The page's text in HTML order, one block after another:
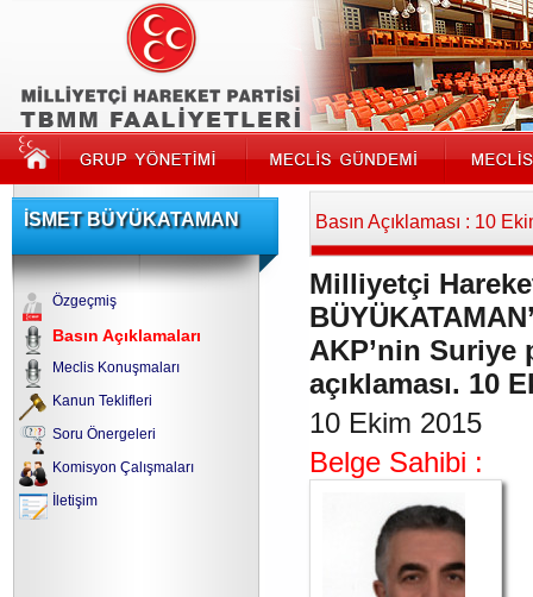
İSMET BÜYÜKATAMAN
Özgeçmiş
Basın Açıklamaları
Meclis Konuşmaları
Kanun Teklifleri
Soru Önergeleri
Komisyon Çalışmaları
İletişim
Basın Açıklaması : 10
Milliyetçi
AKP’nin Suriye
açıklaması. 10
10 Ekim 2015
Belge Sahibi :